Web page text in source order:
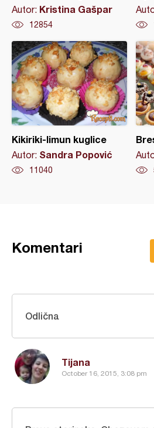
Autor: Kristina Gašpar
12854
Kikiriki-limun kuglice
Autor: Sandra Popović
11040
Komentari
Tijana
October 16, 2015, 3:08 pm
Odlična